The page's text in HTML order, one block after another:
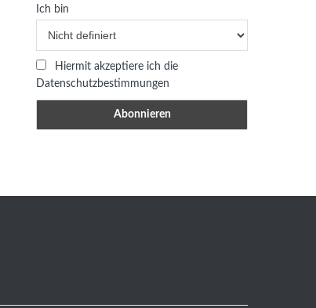
Ich bin
Hiermit akzeptiere ich die
Datenschutzbestimmungen